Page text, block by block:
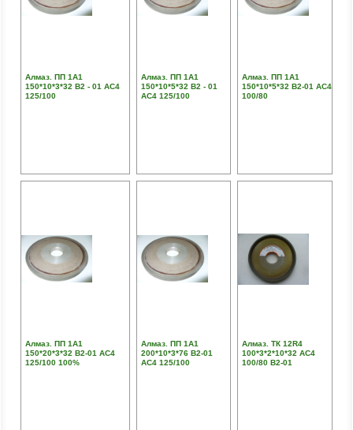
Алмаз. ПП 1А1
150*10*3*32 В2 - 01 АС4
125/100
Алмаз. ПП 1А1
150*10*5*32 В2 - 01
АС4 125/100
Алмаз. ПП 1А1
150*10*5*32 В2-01 АС4
100/80
Алмаз. ПП 1А1
150*20*3*32 В2-01 АС4
125/100 100%
Алмаз. ПП 1А1
200*10*3*76 В2-01
АС4 125/100
Алмаз. ТК 12R4
100*3*2*10*32 АС4
100/80 В2-01